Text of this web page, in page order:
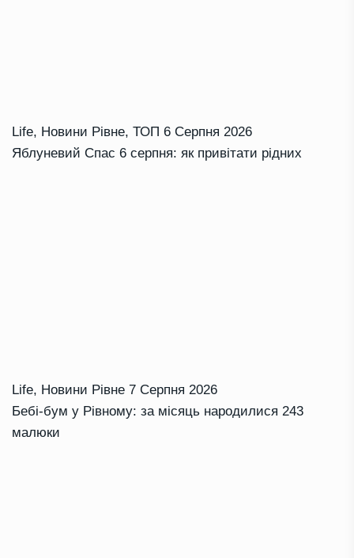
Life, Новини Рівне, ТОП 6 Серпня 2026
Яблуневий Спас 6 серпня: як привітати рідних
Life, Новини Рівне 7 Серпня 2026
Бебі-бум у Рівному: за місяць народилися 243
малюки